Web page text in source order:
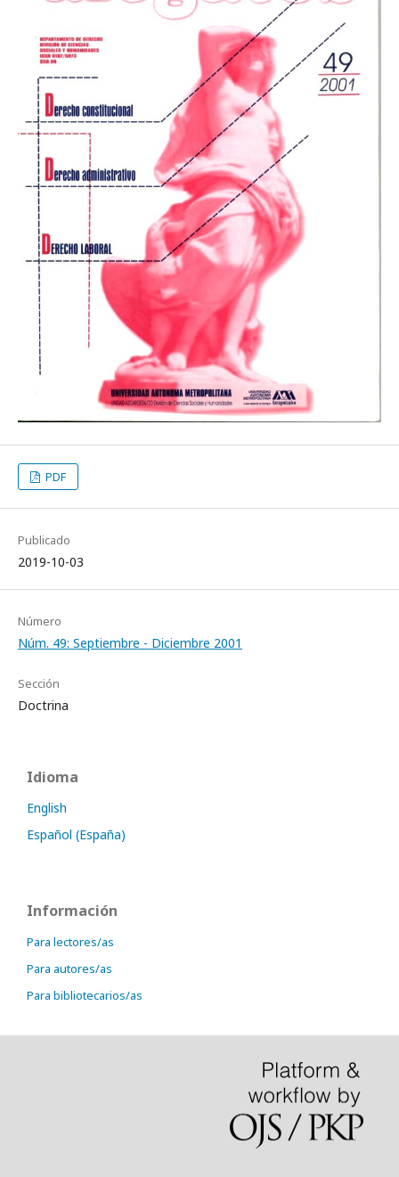
PDF
Publicado
2019-10-03
Número
Núm. 49: Septiembre - Diciembre 2001
Sección
Doctrina
Idioma
English
Español (España)
Información
Para lectores/as
Para autores/as
Para bibliotecarios/as